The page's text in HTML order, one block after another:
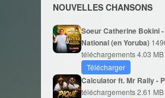
NOUVELLES CHANSONS
Soeur Catherine Bokini
National (en Yoruba)
téléchargements4.03 MB
Télécharger
Calculator ft. Mr Rally -
téléchargements2.61 MB